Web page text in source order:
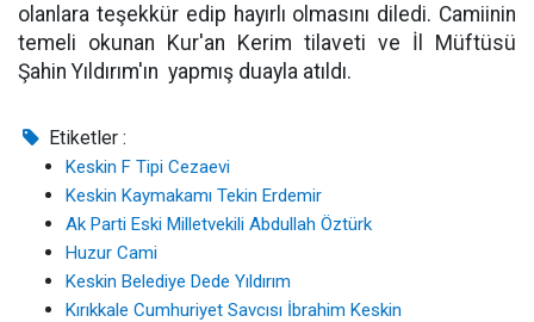
olanlara teşekkür edip hayırlı olmasını diledi. Camiinin
temeli okunan Kur'an Kerim tilaveti ve İl Müftüsü
Şahin Yıldırım'ın yapmış duayla atıldı.
Etiketler :
Keskin F Tipi Cezaevi
Keskin Kaymakamı Tekin Erdemir
Ak Parti Eski Milletvekili Abdullah Öztürk
Huzur Cami
Keskin Belediye Dede Yıldırım
Kırıkkale Cumhuriyet Savcısı İbrahim Keskin